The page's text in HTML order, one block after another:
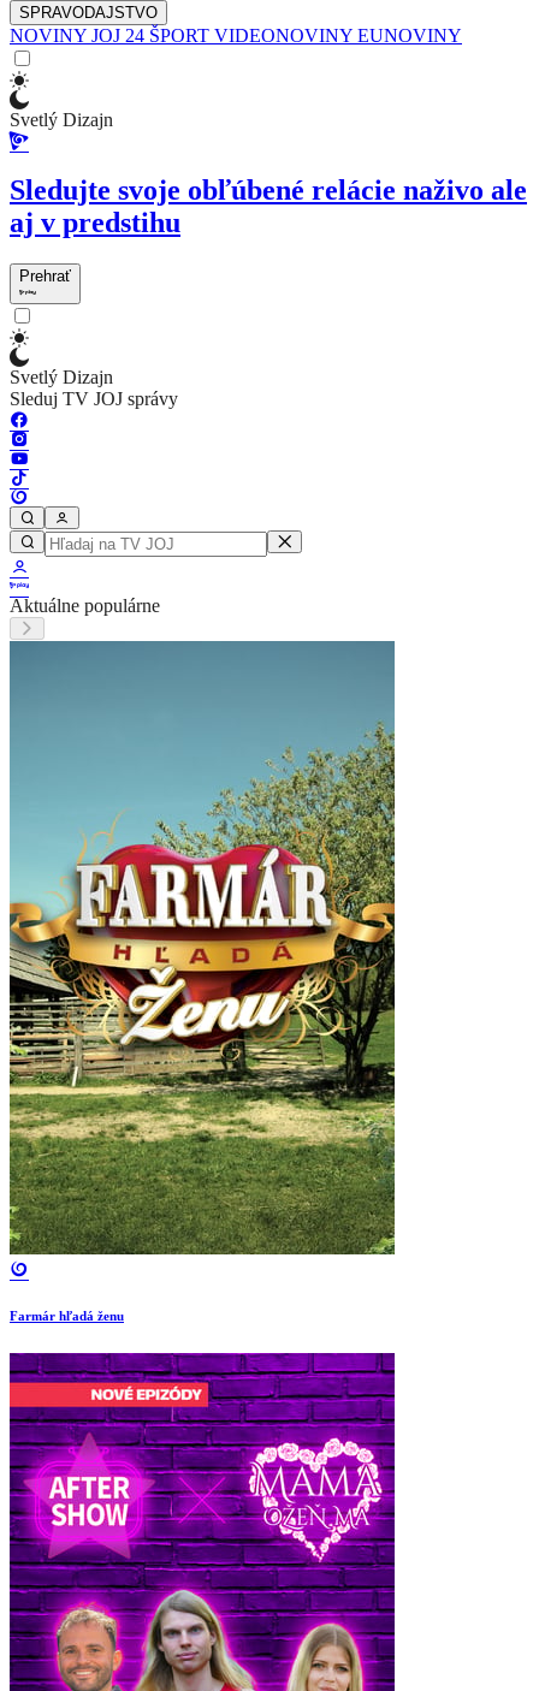
SPRAVODAJSTVO
NOVINY JOJ 24 ŠPORT VIDEONOVINY EUNOVINY
Svetlý Dizajn
Sledujte svoje obľúbené relácie naživo ale
aj v predstihu
Prehrať
Svetlý Dizajn
Sleduj TV JOJ správy
Aktuálne populárne
Farmár hľadá ženu